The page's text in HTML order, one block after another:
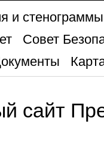
и стенограммы
Совет
сайт